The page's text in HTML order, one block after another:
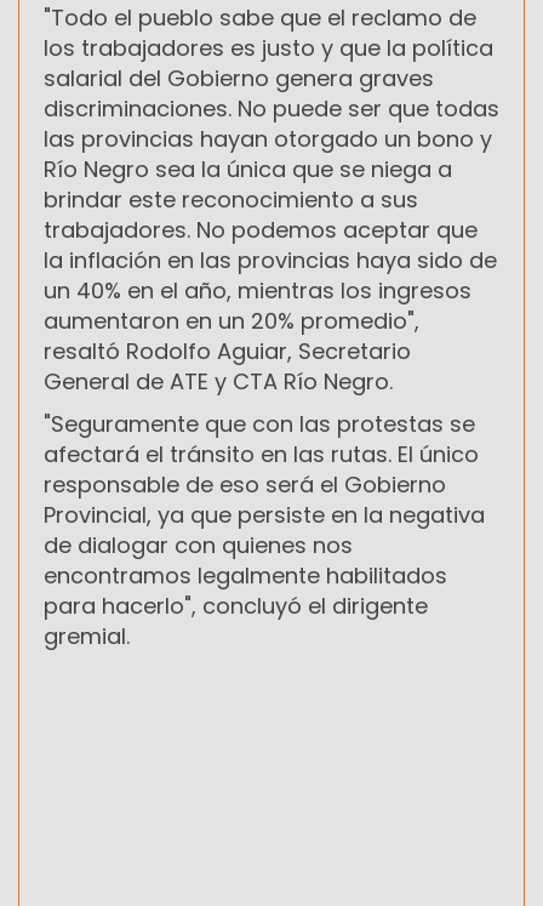
"Todo el pueblo sabe que el reclamo de
los trabajadores es justo y que la política
salarial del Gobierno genera graves
discriminaciones. No puede ser que todas
las provincias hayan otorgado un bono y
Río Negro sea la única que se niega a
brindar este reconocimiento a sus
trabajadores. No podemos aceptar que
la inflación en las provincias haya sido de
un 40% en el año, mientras los ingresos
aumentaron en un 20% promedio",
resaltó Rodolfo Aguiar, Secretario
General de ATE y CTA Río Negro.
"Seguramente que con las protestas se
afectará el tránsito en las rutas. El único
responsable de eso será el Gobierno
Provincial, ya que persiste ‎en la negativa
de dialogar con quienes nos
encontramos legalmente habilitados
para hacerlo", concluyó el dirigente
gremial.